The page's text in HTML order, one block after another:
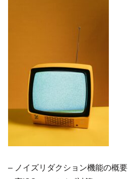
– ノイズリダクション機能の概要